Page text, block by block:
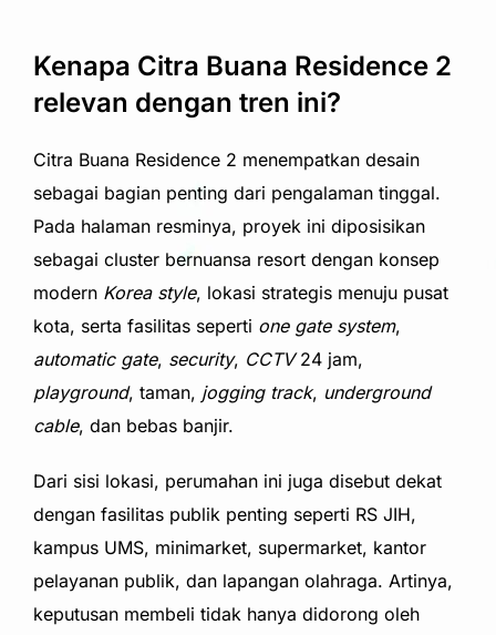
Kenapa Citra Buana Residence 2
relevan dengan tren ini?
Citra Buana Residence 2 menempatkan desain
sebagai bagian penting dari pengalaman tinggal.
Pada halaman resminya, proyek ini diposisikan
sebagai cluster bernuansa resort dengan konsep
modern Korea style, lokasi strategis menuju pusat
kota, serta fasilitas seperti one gate system,
automatic gate, security, CCTV24 jam,
playground, taman, jogging track, underground
cable, dan bebas banjir.
Dari sisi lokasi, perumahan ini juga disebut dekat
dengan fasilitas publik penting seperti RS JIH,
kampus UMS, minimarket, supermarket, kantor
pelayanan publik, dan lapangan olahraga. Artinya,
keputusan membeli tidak hanya didorong oleh